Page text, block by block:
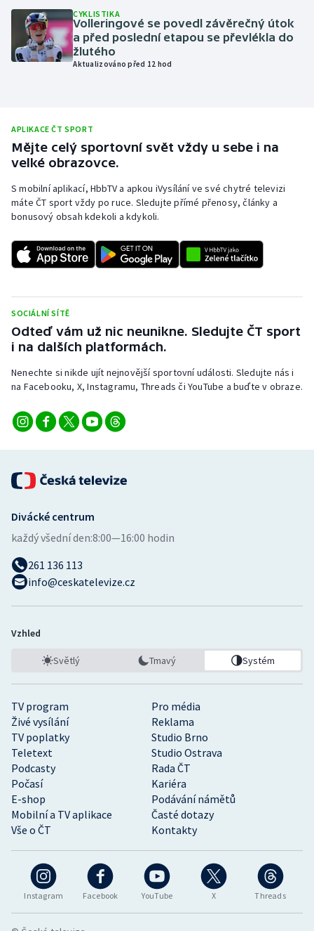
Olympijské hry
Parasport
Ragby
Rychlostní kanoistika
Short track
Stolní tenis
Triatlon
Veslování
Vodní slalom
Volejbal
Ostatní
CYKLISTIKA
Volleringové se povedl závěrečný útok
a před poslední etapou se převlékla do
žlutého
Aktualizováno před 12 hod
APLIKACE ČT SPORT
Mějte celý sportovní svět vždy u sebe i na
velké obrazovce.
S mobilní aplikací, HbbTV a apkou iVysílání ve své chytré televizi
máte ČT sport vždy po ruce. Sledujte přímé přenosy, články a
bonusový obsah kdekoli a kdykoli.
SOCIÁLNÍ SÍTĚ
Odteď vám už nic neunikne. Sledujte ČT sport
i na dalších platformách.
Nenechte si nikde ujít nejnovější sportovní události. Sledujte nás i
na Facebooku, X, Instagramu, Threads či YouTube a buďte v obraze.
Instagram Facebook YouTube X Threads
TV program
Pro média
Živé vysílání
Reklama
TV poplatky
Studio Brno
Teletext
Studio Ostrava
Podcasty
Rada ČT
Počasí
Kariéra
E-shop
Podávání námětů
Mobilní a TV aplikace
Časté dotazy
Vše o ČT
Kontakty
Divácké centrum
každý všední den:8:00—16:00 hodin
261 136 113
info@ceskatelevize.cz
Vzhled
Světlý Tmavý Systém